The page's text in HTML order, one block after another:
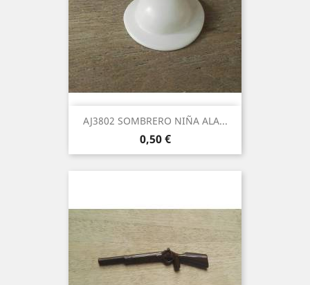
AJ3802 SOMBRERO NIÑA ALA...
Precio
0,50 €